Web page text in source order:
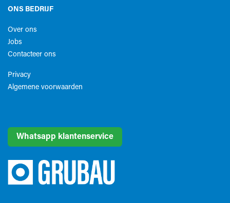
ONS BEDRIJF
Over ons
Jobs
Contacteer ons
Privacy
Algemene voorwaarden​
Whatsapp klantenservice